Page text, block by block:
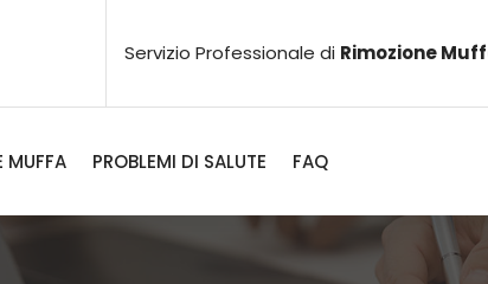
Servizio Professionale di Rimozione
MUFFA PROBLEMI DI SALUTE FAQ